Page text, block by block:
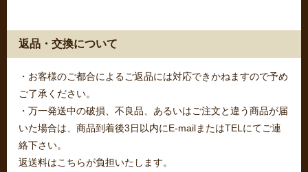
返品・交換について
・お客様のご都合によるご返品には対応できかねますので予め
ご了承ください。
・万一発送中の破損、不良品、あるいはご注文と違う商品が届
いた場合は、商品到着後3日以内にE-mailまたはTELにてご連
絡下さい。
返送料はこちらが負担いたします。